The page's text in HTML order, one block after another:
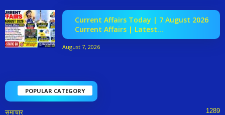
Current Affairs Today | 7 August 2026
Current Affairs | Latest...
August 7, 2026
POPULAR CATEGORY
समाचार 1289